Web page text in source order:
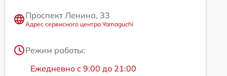
Проспект Ленина, 33
Адрес сервисного центра Yamaguchi
Режим работы:
Ежедневно с 9:00 до 21:00